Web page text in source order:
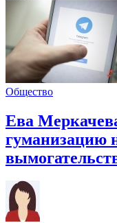
Общество
Ева
гуманизацию